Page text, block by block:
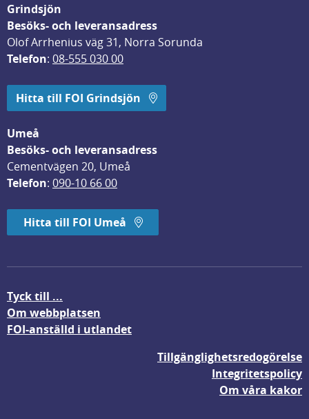
Grindsjön
Besöks- och leveransadress
Olof Arrhenius väg 31, Norra Sorunda
Telefon: 08-555 030 00
Hitta till FOI Grindsjön
Umeå
Besöks- och leveransadress
Cementvägen 20, Umeå
Telefon: 090-10 66 00
Hitta till FOI Umeå
Tyck till ...
Om webbplatsen
FOI-anställd i utlandet
Tillgänglighetsredogörelse
Integritetspolicy
Om våra kakor